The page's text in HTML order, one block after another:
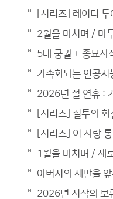
[시리즈] 레이디
2월을 마치며 / 마
5대 궁궐 + 종묘사
가속화되는 인공
2026년 설 연휴 :
[시리즈] 질투의
[시리즈] 이 사랑
1월을 마치며 / 새
아버지의 재판을
2026년 시작의 보